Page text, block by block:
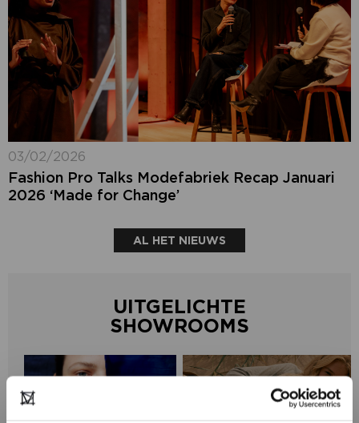
03/02/2026
Fashion Pro Talks Modefabriek Recap Januari
2026 ‘Made for Change’
AL HET NIEUWS
UITGELICHTE
SHOWROOMS